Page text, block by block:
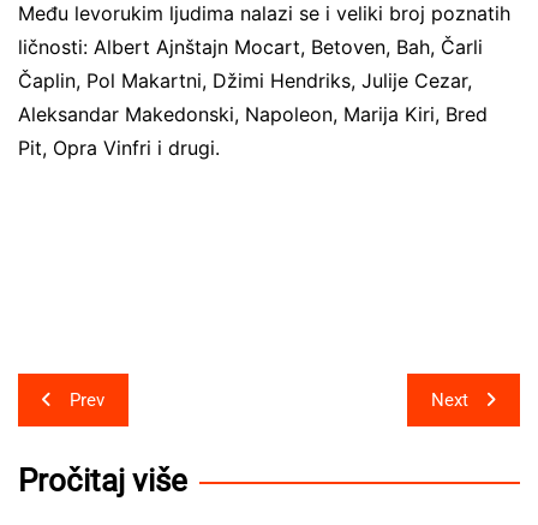
Među levorukim ljudima nalazi se i veliki broj poznatih
ličnosti: Albert Ajnštajn Mocart, Betoven, Bah, Čarli
Čaplin, Pol Makartni, Džimi Hendriks, Julije Cezar,
Aleksandar Makedonski, Napoleon, Marija Kiri, Bred
Pit, Opra Vinfri i drugi.
Post
navigation
Prev Next
Pročitaj više